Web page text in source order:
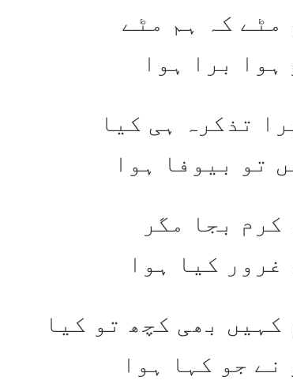
مٹے کہ ہم مٹے
ہوا برا ہوا
تذکرہ ہی کیا
تو بیوفا ہوا
کرم بجا مگر
غرور کیا ہوا
کہیں بھی کچھ تو کیا
نے جو کہا ہوا